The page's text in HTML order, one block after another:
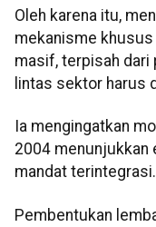
Oleh karena itu,
mekanisme
masif, terpisah dari
lintas sektor harus
Ia mengingatkan
2004 menunjukkan
mandat terintegrasi.
Pembentukan